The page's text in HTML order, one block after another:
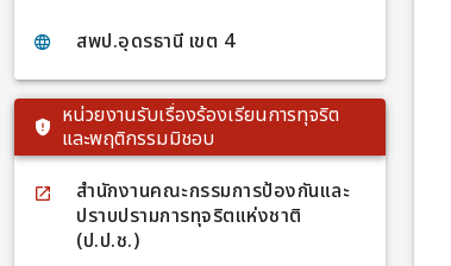
สพป.อุดรธานี เขต 4
หน่วยงานรับเรื่องร้องเรียนการทุจริต
และพฤติกรรมมิชอบ
สำนักงานคณะกรรมการป้องกันและ
ปราบปรามการทุจริตแห่งชาติ
(ป.ป.ช.)